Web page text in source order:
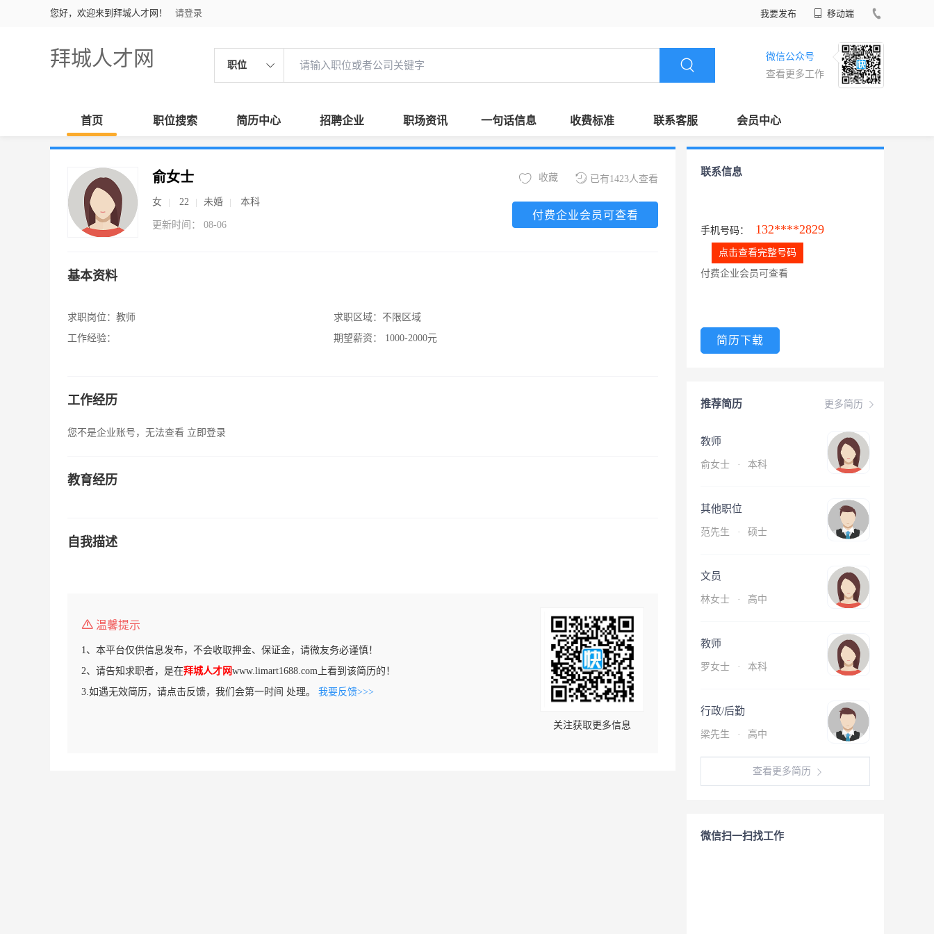
您好，欢迎来到拜城人才网！ 请登录 我要发布 移动端
拜城人才网 职位
微信公众号
查看更多工作
首页 职位搜索 简历中心 招聘企业 职场资讯 一句话信息 收费标准 联系客服 会员中心
俞女士
女 22 未婚 本科
更新时间： 08-06
已有1423人查看
收藏
付费企业会员可查看
基本资料
求职岗位： 教师
工作经验：
求职区域： 不限区域
期望薪资：
1000-2000元
工作经历
您不是企业账号，无法查看 立即登录
教育经历
自我描述
温馨提示
1、本平台仅供信息发布，不会收取押金、保证金，请微友务必谨慎！
2、请告知求职者，是在拜城人才网www.limart1688.com上看到该简历的！
3.如遇无效简历，请点击反馈，我们会第一时间 处理。 我要反馈>>>
关注获取更多信息
联系信息
手机号码： 132****2829
点击查看完整号码
付费企业会员可查看
简历下载
更多简历
推荐简历
教师
俞女士 · 本科
其他职位
范先生 · 硕士
文员
林女士 · 高中
教师
罗女士 · 本科
行政/后勤
梁先生 · 高中
查看更多简历
微信扫一扫找工作